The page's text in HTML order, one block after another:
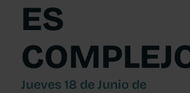
ES
Jueves 18 de Junio de